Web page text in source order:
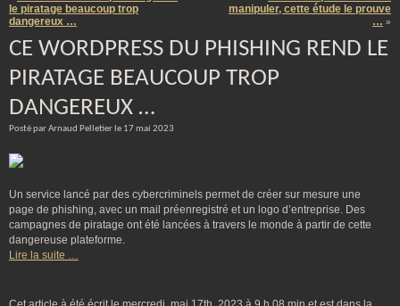
le piratage beaucoup trop
dangereux …
manipuler, cette étude le prouve
… »
CE WORDPRESS DU PHISHING REND LE
PIRATAGE BEAUCOUP TROP
DANGEREUX …
Posté par Arnaud Pelletier le 17 mai 2023
Un service lancé par des cybercriminels permet de créer sur mesure une
page de phishing, avec un mail préenregistré et un logo d’entreprise. Des
campagnes de piratage ont été lancées à travers le monde à partir de cette
dangereuse plateforme.
Lire la suite …